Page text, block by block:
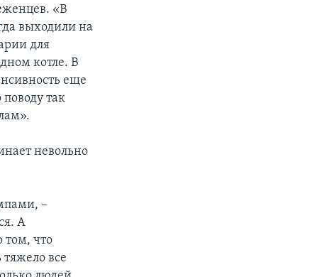
«В
выходили на
для
котле. В
еще
так
невольно
–
А
том, что
все